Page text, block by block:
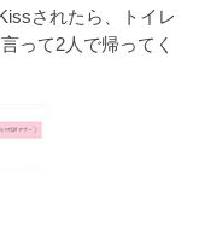
されたら、トイレ
って2人で帰ってく